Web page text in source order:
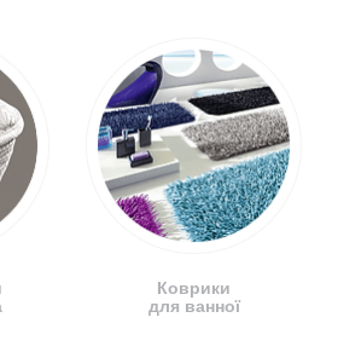
Коврики
для ванної